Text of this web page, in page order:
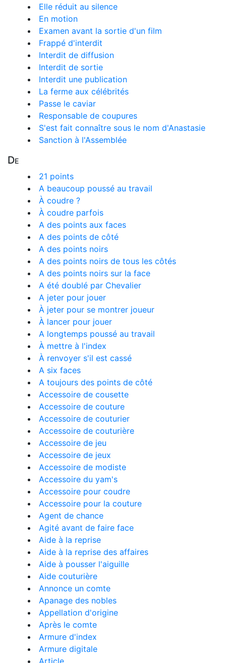
Elle réduit au silence
En motion
Examen avant la sortie d'un film
Frappé d'interdit
Interdit de diffusion
Interdit de sortie
Interdit une publication
La ferme aux célébrités
Passe le caviar
Responsable de coupures
S'est fait connaître sous le nom d'Anastasie
Sanction à l'Assemblée
De
21 points
A beaucoup poussé au travail
À coudre ?
À coudre parfois
A des points aux faces
A des points de côté
A des points noirs
A des points noirs de tous les côtés
A des points noirs sur la face
A été doublé par Chevalier
A jeter pour jouer
À jeter pour se montrer joueur
À lancer pour jouer
A longtemps poussé au travail
À mettre à l'index
À renvoyer s'il est cassé
A six faces
A toujours des points de côté
Accessoire de cousette
Accessoire de couture
Accessoire de couturier
Accessoire de couturière
Accessoire de jeu
Accessoire de jeux
Accessoire de modiste
Accessoire du yam's
Accessoire pour coudre
Accessoire pour la couture
Agent de chance
Agité avant de faire face
Aide à la reprise
Aide à la reprise des affaires
Aide à pousser l'aiguille
Aide couturière
Annonce un comte
Apanage des nobles
Appellation d'origine
Après le comte
Armure d'index
Armure digitale
Article